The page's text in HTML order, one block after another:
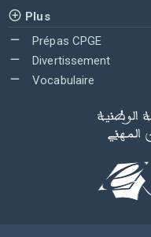
Plus
Prépas CPGE
Divertissement
Vocabulaire